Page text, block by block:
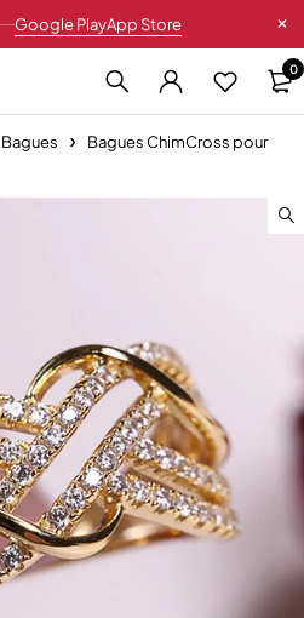
Google PlayApp Store
0
Bagues
Bagues ChimCross pour